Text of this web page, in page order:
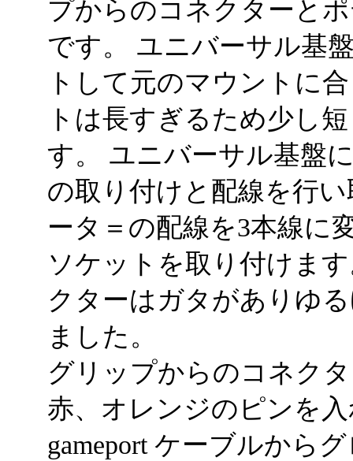
プからのコネクターと
です。 ユニバーサル基
トして元のマウントに
トは長すぎるため少し
す。 ユニバーサル基盤
の取り付けと配線を行
ータ＝の配線を3本線に
ソケットを取り付けま
クターはガタがありゆ
ました。
グリップからのコネク
赤、オレンジのピンを
gameport ケーブルから